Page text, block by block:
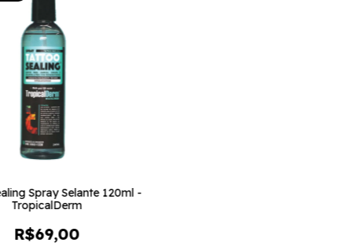
Spray Selante 120ml -
TropicalDerm
R$69,00